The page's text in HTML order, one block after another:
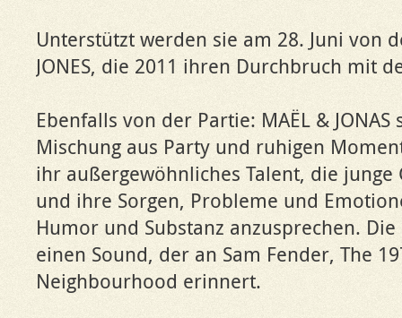
Unterstützt werden sie am 28. Juni von
JONES, die 2011 ihren Durchbruch mit
Ebenfalls von der Partie: MAËL & JONAS
Mischung aus Party und ruhigen
ihr außergewöhnliches Talent, die
und ihre Sorgen, Probleme und
Humor und Substanz anzusprechen. Die
einen Sound, der an Sam Fender, The
Neighbourhood erinnert.